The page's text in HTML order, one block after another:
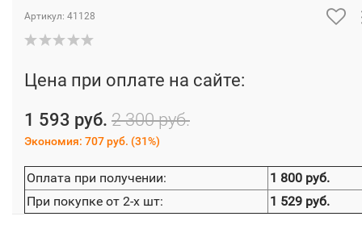
Артикул: 41128
Цена при оплате на сайте:
1 593 руб. 2 300 руб.
Экономия: 707 руб. (31%)
Оплата при получении:
1 800 руб.
При покупке от 2-х шт:
1 529 руб.